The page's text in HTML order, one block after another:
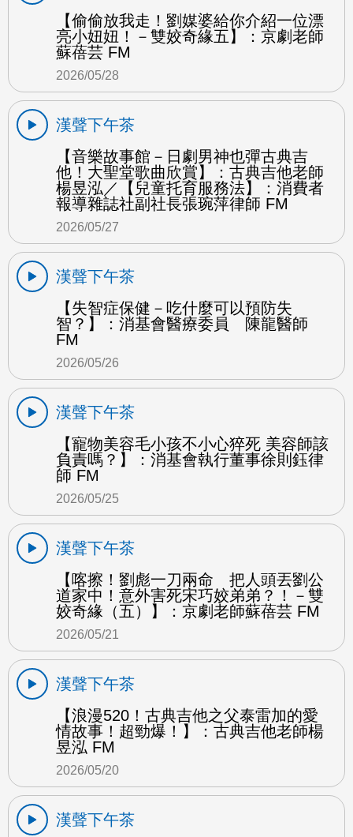
【偷偷放我走！劉媒婆給你介紹一位漂
亮小妞妞！－雙姣奇緣五】：京劇老師
蘇蓓芸 FM
2026/05/28
漢聲下午茶
【音樂故事館－日劇男神也彈古典吉
他！大聖堂歌曲欣賞】：古典吉他老師
楊昱泓／【兒童托育服務法】：消費者
報導雜誌社副社長張琬萍律師 FM
2026/05/27
漢聲下午茶
【失智症保健－吃什麼可以預防失
智？】：消基會醫療委員 陳龍醫師
FM
2026/05/26
漢聲下午茶
【寵物美容毛小孩不小心猝死 美容師該
負責嗎？】：消基會執行董事徐則鈺律
師 FM
2026/05/25
漢聲下午茶
【喀擦！劉彪一刀兩命 把人頭丟劉公
道家中！意外害死宋巧姣弟弟？！－雙
姣奇緣（五）】：京劇老師蘇蓓芸 FM
2026/05/21
漢聲下午茶
【浪漫520！古典吉他之父泰雷加的愛
情故事！超勁爆！】：古典吉他老師楊
昱泓 FM
2026/05/20
漢聲下午茶